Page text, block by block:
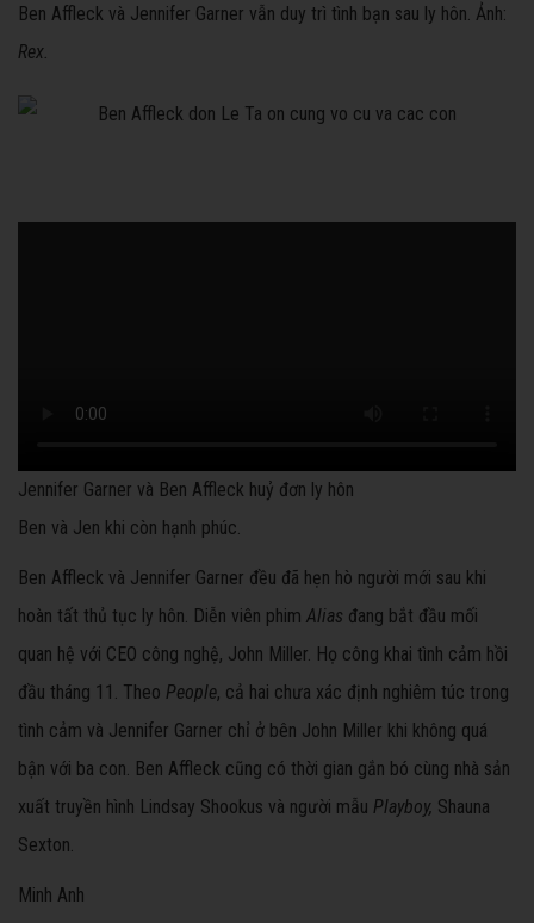
Ben Affleck và Jennifer Garner vẫn duy trì tình bạn sau ly hôn. Ảnh:
Rex.
Jennifer Garner và Ben Affleck huỷ đơn ly hôn
Ben và Jen khi còn hạnh phúc.
Ben Affleck và Jennifer Garner đều đã hẹn hò người mới sau khi
hoàn tất thủ tục ly hôn. Diễn viên phim Alias đang bắt đầu mối
quan hệ với CEO công nghệ, John Miller. Họ công khai tình cảm hồi
đầu tháng 11. Theo People, cả hai chưa xác định nghiêm túc trong
tình cảm và Jennifer Garner chỉ ở bên John Miller khi không quá
bận với ba con. Ben Affleck cũng có thời gian gắn bó cùng nhà sản
xuất truyền hình Lindsay Shookus và người mẫu Playboy, Shauna
Sexton.
Minh Anh